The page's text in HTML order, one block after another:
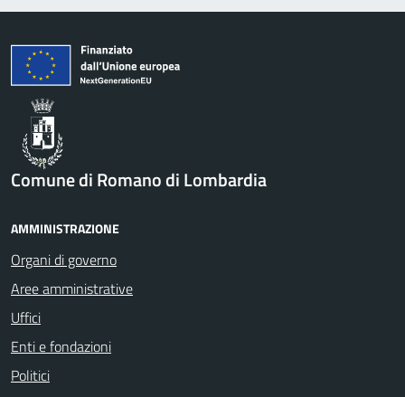
Comune di Romano di Lombardia
AMMINISTRAZIONE
Organi di governo
Aree amministrative
Uffici
Enti e fondazioni
Politici